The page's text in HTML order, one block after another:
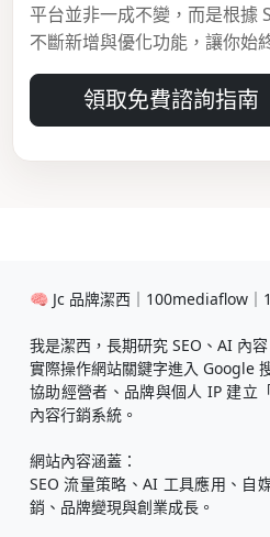
平台並非一成不變，而是根據
不斷新增與優化功能，讓你始
領取免費諮詢指南
🧠 Jc 品牌潔西｜100mediaflow｜
我是潔西，長期研究 SEO、AI 內
實際操作網站關鍵字進入 Google
協助經營者、品牌與個人 IP 建立
內容行銷系統。
網站內容涵蓋：
SEO 流量策略、AI 工具應用、自
銷、品牌變現與創業成長。